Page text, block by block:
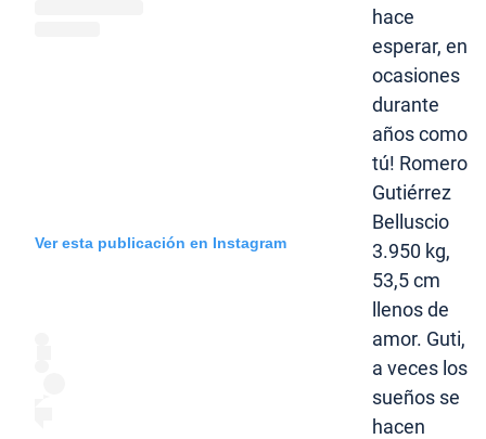
Ver esta publicación en Instagram
hace
esperar, en
ocasiones
durante
años como
tú! Romero
Gutiérrez
Belluscio
3.950 kg,
53,5 cm
llenos de
amor. Guti,
a veces los
sueños se
hacen